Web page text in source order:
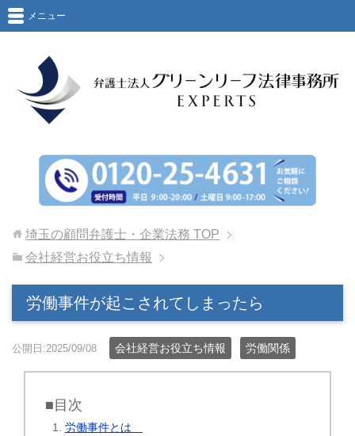
メニュー
埼玉の顧問弁護士・企業法務 TOP
会社経営お役立ち情報
労働事件が起こされてしまったら
公開日:2025/09/08 会社経営お役立ち情報 労働関係
■目次
労働事件とは